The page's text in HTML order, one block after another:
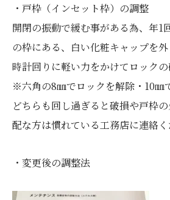
・戸枠（インセット枠）の調整
開閉の振動で緩む事がある為、年1
の枠にある、白い化粧キャップを
時計回りに軽い力をかけてロックの
※六角の8㎜でロックを解除・10㎜
どちらも回し過ぎると破損や戸枠
配な方は慣れている工務店に連絡く
・変更後の調整法